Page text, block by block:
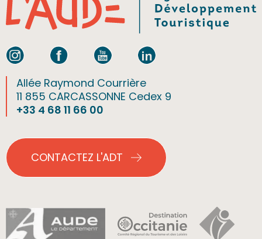
Allée Raymond Courrière
11 855 CARCASSONNE Cedex 9
+33 4 68 11 66 00
CONTACTEZ L'ADT